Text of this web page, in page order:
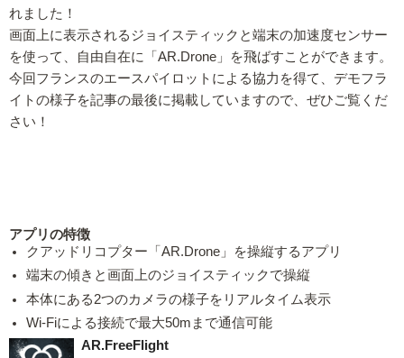
れました！
画面上に表示されるジョイスティックと端末の加速度センサー
を使って、自由自在に「AR.Drone」を飛ばすことができます。
今回フランスのエースパイロットによる協力を得て、デモフラ
イトの様子を記事の最後に掲載していますので、ぜひご覧くだ
さい！
アプリの特徴
クアッドリコプター「AR.Drone」を操縦するアプリ
端末の傾きと画面上のジョイスティックで操縦
本体にある2つのカメラの様子をリアルタイム表示
Wi-Fiによる接続で最大50mまで通信可能
AR.FreeFlight